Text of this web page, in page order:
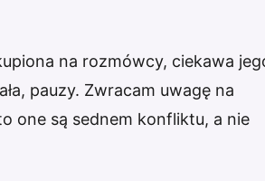
na rozmówcy, ciekawa
pauzy. Zwracam uwagę na
one są sednem konfliktu, a nie